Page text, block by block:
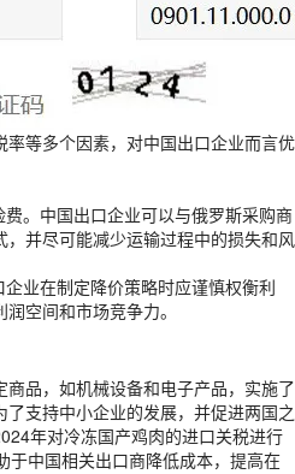
等多个因素，对中国出口企业而言优
。中国出口企业可以与俄罗斯采购商
并尽可能减少运输过程中的损失和风
业在制定降价策略时应谨慎权衡利
空间和市场竞争力。
品，如机械设备和电子产品，实施了
支持中小企业的发展，并促进两国之
年对冷冻国产鸡肉的进口关税进行
于中国相关出口商降低成本，提高在